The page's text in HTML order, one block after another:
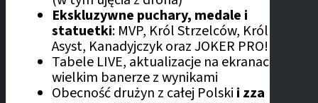
Ekskluzywne puchary, medale i
statuetki: MVP, Król Strzelców, Król
Asyst, Kanadyjczyk oraz JOKER PRO!
Tabele LIVE, aktualizacje na ekranach i
wielkim banerze z wynikami
Obecność drużyn z całej Polski i zza